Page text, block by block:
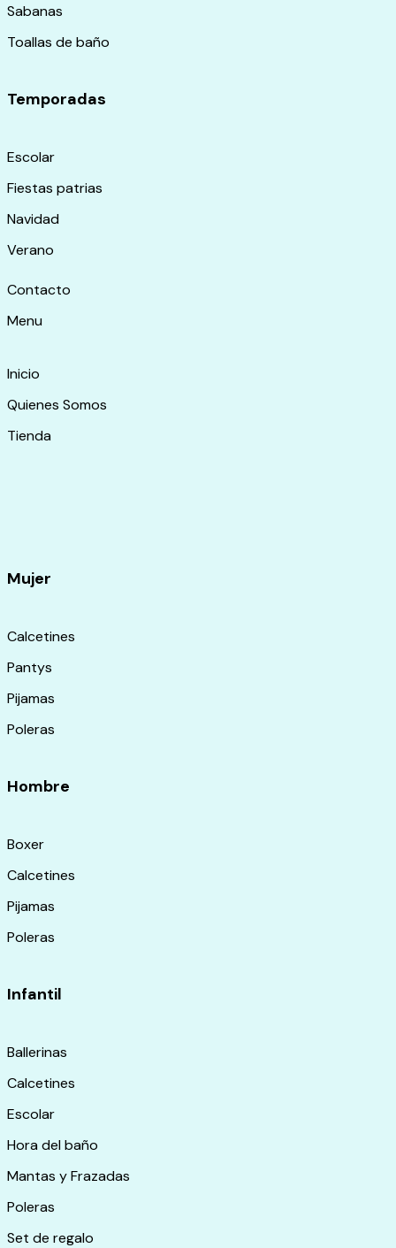
Sabanas
Toallas de baño
Temporadas
Escolar
Fiestas patrias
Navidad
Verano
Contacto
Menu
Inicio
Quienes Somos
Tienda
Mujer
Calcetines
Pantys
Pijamas
Poleras
Hombre
Boxer
Calcetines
Pijamas
Poleras
Infantil
Ballerinas
Calcetines
Escolar
Hora del baño
Mantas y Frazadas
Poleras
Set de regalo